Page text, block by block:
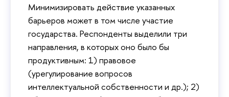
Минимизировать действие указанных
барьеров может в том числе участие
государства. Респонденты выделили три
направления, в которых оно было бы
продуктивным: 1) правовое
(урегулирование вопросов
интеллектуальной собственности и др.); 2)